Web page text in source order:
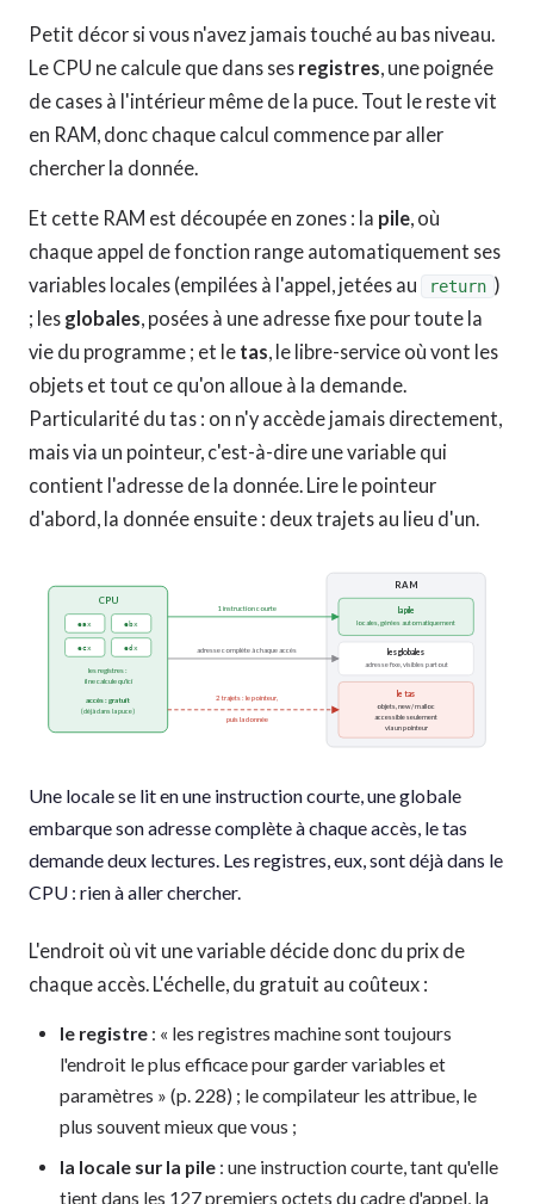
Petit décor si vous n'avez jamais touché au bas niveau.
Le CPU ne calcule que dans ses registres, une poignée
de cases à l'intérieur même de la puce. Tout le reste vit
en RAM, donc chaque calcul commence par aller
chercher la donnée.
Et cette RAM est découpée en zones : la pile, où
chaque appel de fonction range automatiquement ses
variables locales (empilées à l'appel, jetées au
return )
; les globales, posées à une adresse fixe pour toute la
vie du programme ; et le tas, le libre-service où vont les
objets et tout ce qu'on alloue à la demande.
Particularité du tas : on n'y accède jamais directement,
mais via un pointeur, c'est-à-dire une variable qui
contient l'adresse de la donnée. Lire le pointeur
d'abord, la donnée ensuite : deux trajets au lieu d'un.
CPU
eax ebx
ecx edx
les registres :
il ne calcule qu'ici
accès : gratuit
(déjà dans la puce)
RAM
la pile
locales, gérées automatiquement
les globales
adresse fixe, visibles partout
le tas
objets, new / malloc
accessible seulement
via un pointeur
1 instruction courte
adresse complète à chaque accès
2 trajets : le pointeur,
puis la donnée
Une locale se lit en une instruction courte, une globale
embarque son adresse complète à chaque accès, le tas
demande deux lectures. Les registres, eux, sont déjà dans le
CPU : rien à aller chercher.
L'endroit où vit une variable décide donc du prix de
chaque accès. L'échelle, du gratuit au coûteux :
le registre : « les registres machine sont toujours
l'endroit le plus efficace pour garder variables et
paramètres » (p. 228) ; le compilateur les attribue, le
plus souvent mieux que vous ;
la locale sur la pile : une instruction courte, tant qu'elle
tient dans les 127 premiers octets du cadre d'appel, la